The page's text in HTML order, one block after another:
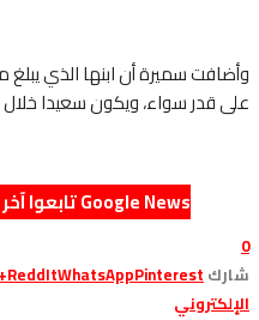
على قدر سواء، ويكون سعيدا خلال
تابعوا آخر الأخبار من صوت الأحرار على Google News
0
شارك
ReddItWhatsAppPinterest
الإلكتروني